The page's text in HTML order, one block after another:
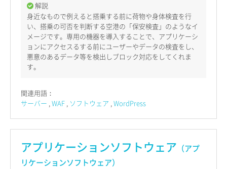
解説
身近なもので例えると搭乗する前に荷物や身体検査を行
い、搭乗の可否を判断する空港の「保安検査」のようなイ
メージです。専用の機器を導入することで、アプリケーシ
ョンにアクセスるする前にユーザーやデータの検査をし、
悪意のあるデータ等を検出しブロック対応をしてくれま
す。
関連用語：
サーバー WAF ソフトウェア WordPress
アプリケーションソフトウェア （アプ
リケーションソフトウェア）